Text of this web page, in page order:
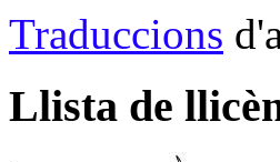
Traduccions
Llista de